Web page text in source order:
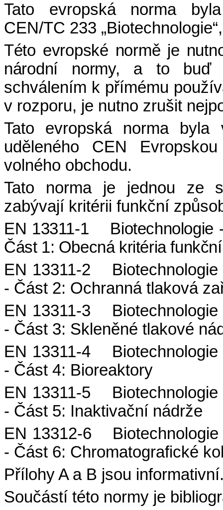
Tato evropská norma
CEN/TC 233
Této evropské normě je
národní normy, a to buď
schválením k přímému
v rozporu, je nutno zrušit
Tato evropská norma byla
uděleného CEN
volného obchodu.
Tato norma je jednou ze
zabývají kritérii funkční
EN 13311-1
Biotechnologie
Část 1: Obecná kritéria
EN 13311-2
- Část 2: Ochranná tlaková
EN 13311-3
- Část 3: Skleněné tlakové
EN 13311-4
- Část 4: Bioreaktory
EN 13311-5
- Část 5: Inaktivační nádrže
EN 13312-6
- Část 6: Chromatografické
Přílohy A a B jsou
Součástí této normy je